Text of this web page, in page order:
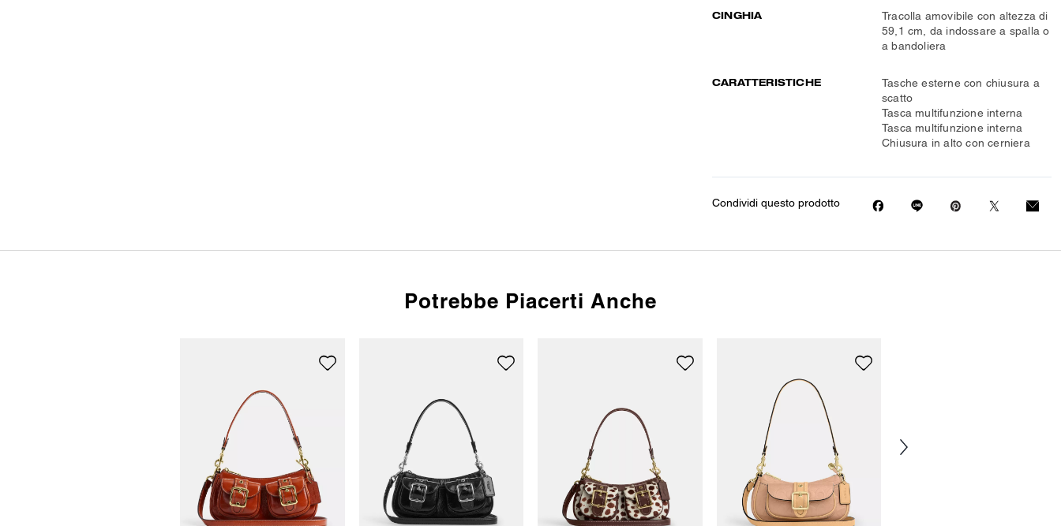
CINGHIA
Tracolla amovibile con altezza di
59,1 cm, da indossare a spalla o
a bandoliera
CARATTERISTICHE
Tasche esterne con chiusura a
scatto
Tasca multifunzione interna
Tasca multifunzione interna
Chiusura in alto con cerniera
Condividi questo prodotto
Potrebbe Piacerti Anche